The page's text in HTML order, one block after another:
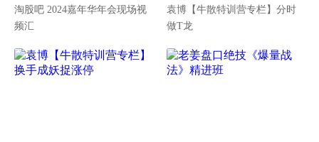
淘股吧 2024嘉年华年会现场视
频汇
袁博【牛散特训营专栏】分时
做T龙